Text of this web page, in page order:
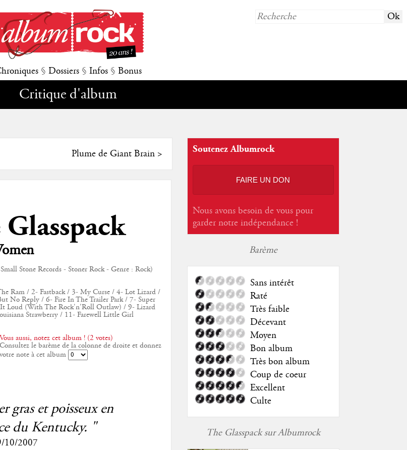
§ Dossiers § Infos § Bonus
Critique d'album
Plume de Giant Brain>
Stone Records - Stoner Rock - Genre : Rock)
Ram / 2- Fastback / 3- My Curse / 4- Lot Lizard /
No Reply / 6- Fire In The Trailer Park / 7- Super
Loud (With The Rock'n'Roll Outlaw) / 9- Lizard
Strawberry / 11- Farewell Little Girl
Vous aussi, notez cet album ! (2 votes)
Consultez le barème de la colonne de droite et donnez
votre note à cet album
gras et poisseux en
du Kentucky. "
10/2007
Soutenez Albumrock
FAIRE UN DON
Nous avons besoin de vous pour
garder notre indépendance !
Barème
Sans intérêt
Raté
Très faible
Décevant
Moyen
Bon album
Très bon album
Coup de coeur
Excellent
Culte
The Glasspack sur Albumrock